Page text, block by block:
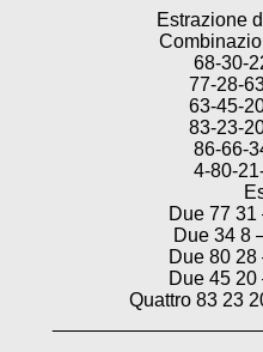
Estrazione
68-30-
77-28-
63-45-
83-23-
86-66-
4-80-
Due 77
Due 34 8
Due 80
Due 45
Quattro 83 23